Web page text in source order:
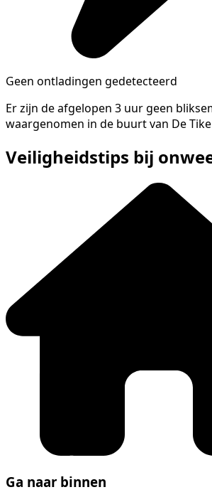
Geen ontladingen gedetecteerd
Er zijn de afgelopen 3 uur geen
waargenomen in de buurt van De
Veiligheidstips bij
Ga naar binnen